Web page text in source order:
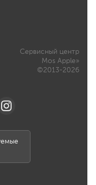
Сервисный центр
Mos Apple»
©2013-2026